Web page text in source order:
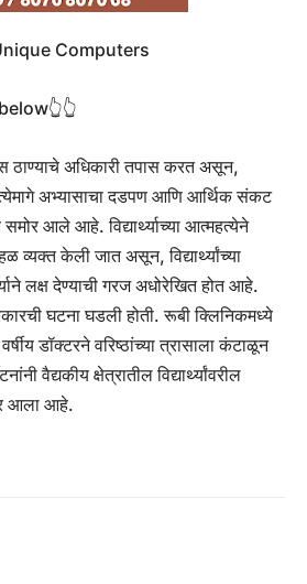
Computers
ठाण्याचे अधिकारी तपास करत असून,
अभ्यासाचा दडपण आणि आर्थिक संकट
आले आहे. विद्यार्थ्याच्या आत्महत्येने
व्यक्त केली जात असून, विद्यार्थ्यांच्या
लक्ष देण्याची गरज अधोरेखित होत आहे.
घटना घडली होती. रूबी क्लिनिकमध्ये
डॉक्टरने वरिष्ठांच्या त्रासाला कंटाळून
वैद्यकीय क्षेत्रातील विद्यार्थ्यांवरील
आला आहे.